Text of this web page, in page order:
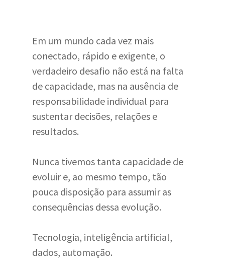
Em um mundo cada vez mais
conectado, rápido e exigente, o
verdadeiro desafio não está na falta
de capacidade, mas na ausência de
responsabilidade individual para
sustentar decisões, relações e
resultados.
Nunca tivemos tanta capacidade de
evoluir e, ao mesmo tempo, tão
pouca disposição para assumir as
consequências dessa evolução.
Tecnologia, inteligência artificial,
dados, automação.